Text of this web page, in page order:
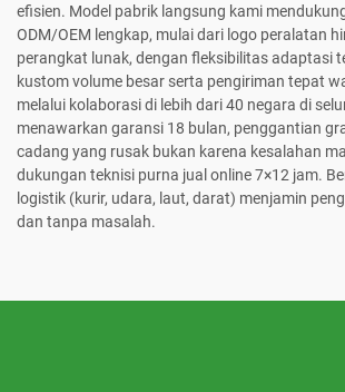
efisien. Model pabrik langsung kami
ODM/OEM lengkap, mulai dari logo peralatan
perangkat lunak, dengan fleksibilitas adaptasi
kustom volume besar serta pengiriman tepat
melalui kolaborasi di lebih dari 40 negara di
menawarkan garansi 18 bulan, penggantian
cadang yang rusak bukan karena kesalahan
dukungan teknisi purna jual online 7×12 jam.
logistik (kurir, udara, laut, darat) menjamin
dan tanpa masalah.